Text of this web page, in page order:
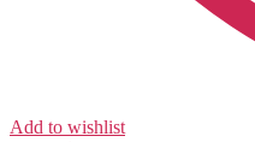
Add to wishlist